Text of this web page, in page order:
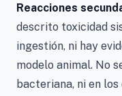
Reacciones
descrito toxicidad
ingestión, ni hay
modelo animal. No
bacteriana, ni en